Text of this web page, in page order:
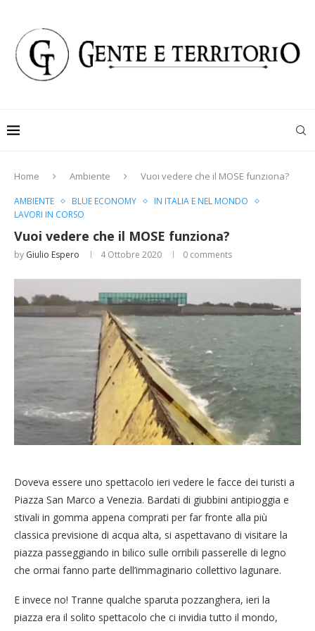
Home Ambiente Vuoi vedere che il MOSE funziona?
AMBIENTE BLUE ECONOMY
IN ITALIA E NEL MONDO
LAVORI IN CORSO
Vuoi vedere che il MOSE funziona?
by Giulio Espero 4 Ottobre 2020 0 comments
Doveva essere uno spettacolo ieri vedere le facce dei turisti a
Piazza San Marco a Venezia. Bardati di giubbini antipioggia e
stivali in gomma appena comprati per far fronte alla più
classica previsione di acqua alta, si aspettavano di visitare la
piazza passeggiando in bilico sulle orribili passerelle di legno
che ormai fanno parte dell’immaginario collettivo lagunare.
E invece no! Tranne qualche sparuta pozzanghera, ieri la
piazza era il solito spettacolo che ci invidia tutto il mondo,